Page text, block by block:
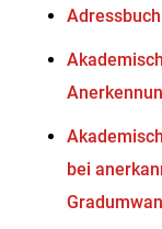
bei